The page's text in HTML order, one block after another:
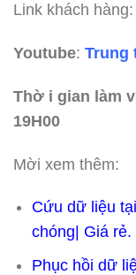
Link khách hàng:
Youtube: Trung
Thờ i gian làm
19H00
Mời xem thêm:
Cứu dữ liệu
chóng| Giá rẻ.
Phục hồi dữ